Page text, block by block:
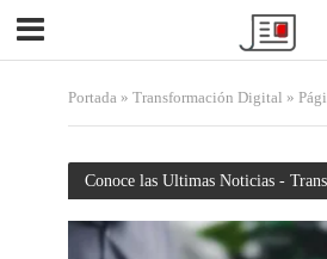
Portada» Transformación Digital »
Conoce las Ultimas Noticias -